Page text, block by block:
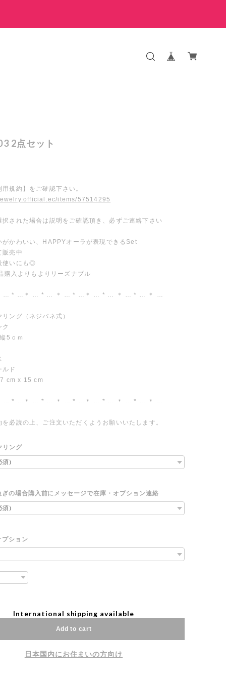
2点セット
規約】をご確認下さい。
items/57514295
択された場合は説明をご確認頂き、必ずご連絡下さい
がかわいい、HAPPYオーラが表現できるSet
販売中
使いにも◎
購入よりもよりリーズナブル
… * …＊ … * … ＊ … * …＊ … * … ＊ … * … ＊ …
ング（ネジバネ式）
ク
5ｃｍ
ルド
cm x 15 cm
… * …＊ … * … ＊ … * …＊ … * … ＊ … * … ＊ …
必読の上、ご注文いただくようお願いいたします。
リング
の場合購入前にメッセージで在庫・オプション連絡
プション
International shipping available
Add to cart
日本国内にお住まいの方向け